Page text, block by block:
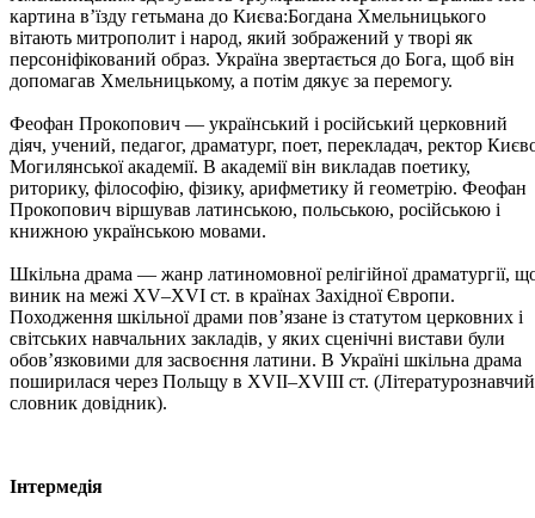
картина в’їзду гетьмана до Києва:Богдана Хмельницького
вітають митрополит і народ, який зображений у творі як
персоніфікований образ. Україна звертається до Бога, щоб він
допомагав Хмельницькому, а потім дякує за перемогу.
Феофан Прокопович — український і російський церковний
діяч, учений, педагог, драматург, поет, перекладач, ректор
Могилянської академії. В академії він викладав поетику,
риторику, філософію, фізику, арифметику й геометрію. Феофан
Прокопович віршував латинською, польською, російською і
книжною українською мовами.
Шкільна драма — жанр латиномовної релігійної драматургії,
виник на межі ХV–ХVІ ст. в країнах Західної Європи.
Походження шкільної драми пов’язане із статутом церковних і
світських навчальних закладів, у яких сценічні вистави були
обов’язковими для засвоєння латини. В Україні шкільна драма
поширилася через Польщу в ХVІІ–ХVІІІ ст. (Літературознавчий
словник довідник).
Інтермедія